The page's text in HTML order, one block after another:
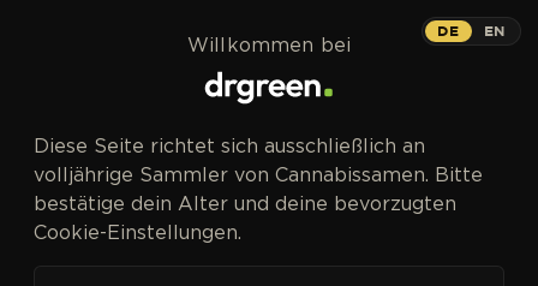
DE EN
Willkommen bei
Diese Seite richtet sich ausschließlich an
volljährige Sammler von Cannabissamen. Bitte
bestätige dein Alter und deine bevorzugten
Cookie-Einstellungen.